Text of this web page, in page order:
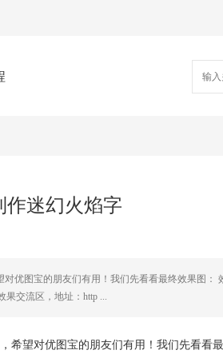
作迷幻火焰字
优图宝的朋友们有用！我们先看看最终效果图：
果交流区，地址：http ...
希望对优图宝的朋友们有用！我们先看看